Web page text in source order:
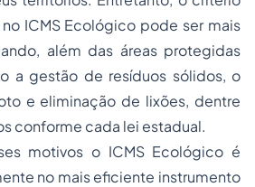
ICMS Ecológico pode ser mais
além das áreas protegidas
a gestão de resíduos sólidos, o
e eliminação de lixões, dentre
conforme cada lei estadual.
o ICMS Ecológico é
no mais eficiente instrumento